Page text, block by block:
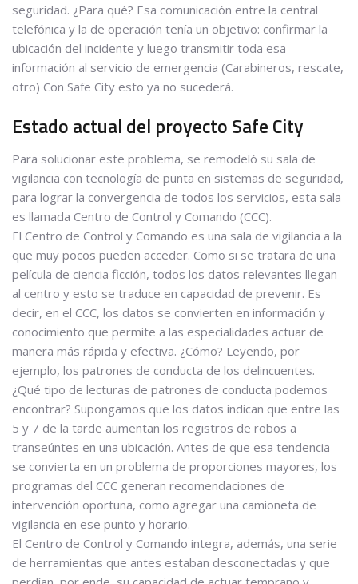
seguridad. ¿Para qué? Esa comunicación entre la central
telefónica y la de operación tenía un objetivo: confirmar la
ubicación del incidente y luego transmitir toda esa
información al servicio de emergencia (Carabineros, rescate,
otro) Con Safe City esto ya no sucederá.
Estado actual del proyecto Safe City
Para solucionar este problema, se remodeló su sala de
vigilancia con tecnología de punta en sistemas de seguridad,
para lograr la convergencia de todos los servicios, esta sala
es llamada Centro de Control y Comando (CCC).
El Centro de Control y Comando es una sala de vigilancia a la
que muy pocos pueden acceder. Como si se tratara de una
película de ciencia ficción, todos los datos relevantes llegan
al centro y esto se traduce en capacidad de prevenir. Es
decir, en el CCC, los datos se convierten en información y
conocimiento que permite a las especialidades actuar de
manera más rápida y efectiva. ¿Cómo? Leyendo, por
ejemplo, los patrones de conducta de los delincuentes.
¿Qué tipo de lecturas de patrones de conducta podemos
encontrar? Supongamos que los datos indican que entre las
5 y 7 de la tarde aumentan los registros de robos a
transeúntes en una ubicación. Antes de que esa tendencia
se convierta en un problema de proporciones mayores, los
programas del CCC generan recomendaciones de
intervención oportuna, como agregar una camioneta de
vigilancia en ese punto y horario.
El Centro de Control y Comando integra, además, una serie
de herramientas que antes estaban desconectadas y que